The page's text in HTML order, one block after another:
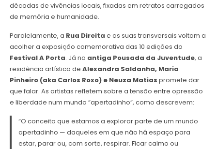
décadas de vivências locais, fixadas em retratos carregados
de memória e humanidade.
Paralelamente, a Rua Direita e as suas transversais voltam a
acolher a exposição comemorativa das 10 edições do
Festival A Porta. Já na antiga Pousada da Juventude, a
residência artística de Alexandra Saldanha, Maria
Pinheiro (aka Carlos Roxo) e Neuza Matias promete dar
que falar. As artistas refletem sobre a tensão entre opressão
e liberdade num mundo “apertadinho”, como descrevem:
“O conceito que estamos a explorar parte de um mundo
apertadinho — daqueles em que não há espaço para
estar, parar ou, com sorte, respirar. Ficar calmo ou